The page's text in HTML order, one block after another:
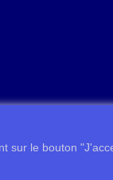
sur le bouton